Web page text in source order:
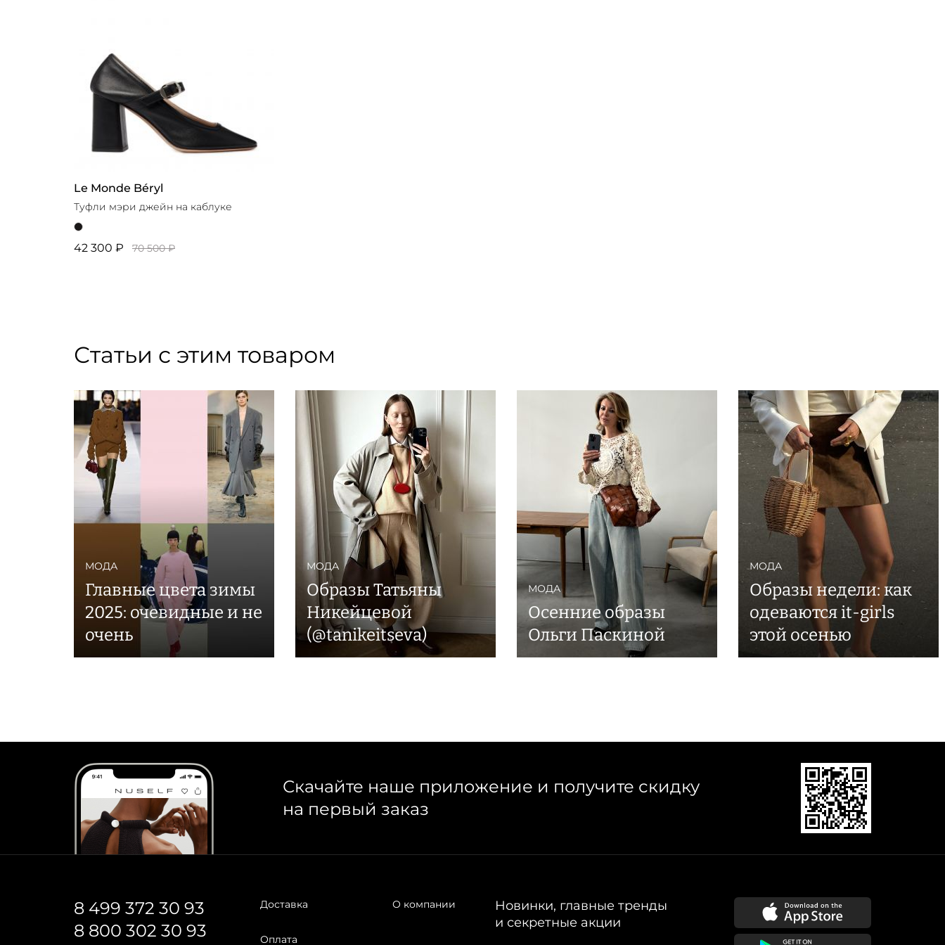
Le Monde Béryl
Туфли мэри джейн на каблуке
42 300 ₽ 70 500 ₽
Статьи с этим товаром
МОДА
Главные цвета зимы
2025: очевидные и не
очень
МОДА
Образы Татьяны
Никейцевой
(@tanikeitseva)
МОДА
Осенние образы
Ольги Паскиной
МОДА
Образы недели: как
одеваются it-girls
этой осенью
Скачайте наше приложение и получите скидку
на первый заказ
8 499 372 30 93
8 800 302 30 93
Доставка
Оплата
О компании
Новинки, главные тренды
и секретные акции